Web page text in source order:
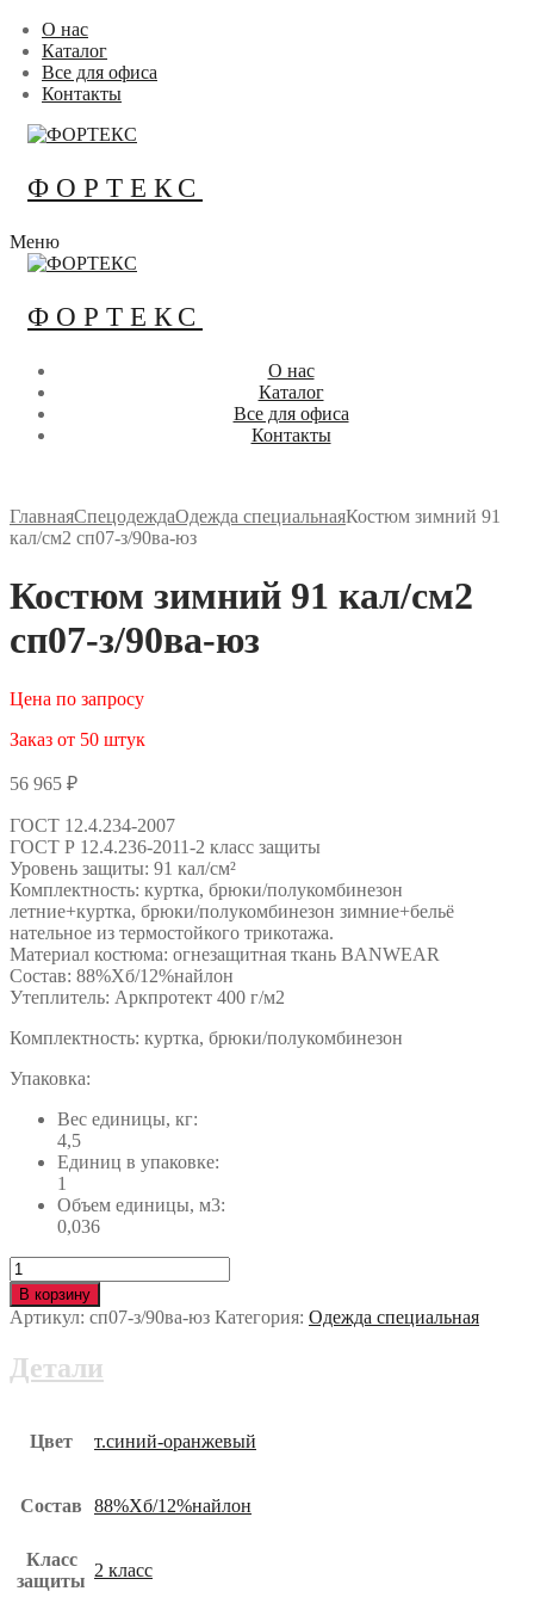
Перейти
содержимому
Меню
Закрыть
О нас
Каталог
Все для офиса
Контакты
ФОРТЕКС
Меню
ФОРТЕКС
О нас
Каталог
Все для офиса
Контакты
ГлавнаяСпецодеждаОдежда специальнаяКостюм зимний 91
кал/см2 сп07-з/90ва-юз
Костюм зимний 91 кал/см2
сп07-з/90ва-юз
Цена по запросу
Заказ от 50 штук
56 965 ₽
ГОСТ 12.4.234-2007
ГОСТ Р 12.4.236-2011-2 класс защиты
Уровень защиты: 91 кал/см²
Комплектность: куртка, брюки/полукомбинезон
летние+куртка, брюки/полукомбинезон зимние+бельё
нательное из термостойкого трикотажа.
Материал костюма: огнезащитная ткань BANWEAR
Состав: 88%Хб/12%найлон
Утеплитель: Аркпротект 400 г/м2
Комплектность: куртка, брюки/полукомбинезон
Упаковка:
Вес единицы, кг:
4,5
Единиц в упаковке:
1
Объем единицы, м3:
0,036
Количество
Костюм
зимний
91
см2
В корзину
Артикул: сп07-з/90ва-юз Категория: Одежда специальная
Детали
Цвет т.синий-оранжевый
Состав 88%Хб/12%найлон
Класс
защиты
2 класс